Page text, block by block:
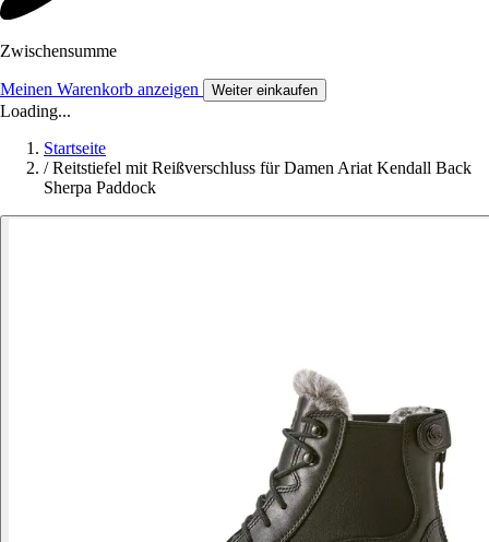
Zwischensumme
Meinen Warenkorb anzeigen Weiter einkaufen
Loading...
Startseite
/ Reitstiefel mit Reißverschluss für Damen Ariat Kendall Back
Sherpa Paddock